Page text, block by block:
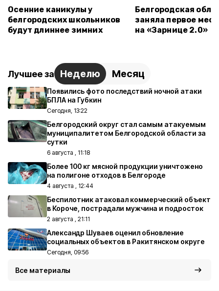
Осенние каникулы у
белгородских школьников
будут длиннее зимних
Белгородская
заняла первое
на «Зарнице 2.0»
Лучшее за Неделю Месяц
Появились фото последствий ночной атаки
БПЛА на Губкин
Сегодня, 13:22
Белгородский округ стал самым атакуемым
муниципалитетом Белгородской области за
сутки
6 августа , 11:18
Более 100 кг мясной продукции уничтожено
на полигоне отходов в Белгороде
4 августа , 12:44
Беспилотник атаковал коммерческий объект
в Короче, пострадали мужчина и подросток
2 августа , 21:11
Александр Шуваев оценил обновление
социальных объектов в Ракитянском округе
Сегодня, 09:56
Все материалы